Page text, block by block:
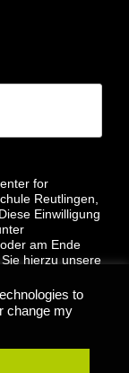
for
Reutlingen,
Einwilligung
oder am Ende
hierzu unsere
to
change my